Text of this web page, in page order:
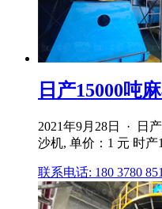
日产15000吨
2021年9月28日 · 日
沙机, 单价：1 元 时
联系电话: 180 3780